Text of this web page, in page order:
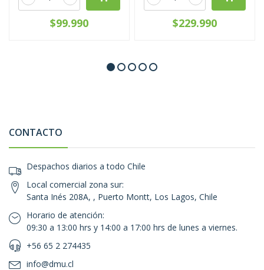
$99.990 $229.990
CONTACTO
Despachos diarios a todo Chile
Local comercial zona sur:
Santa Inés 208A, , Puerto Montt, Los Lagos, Chile
Horario de atención:
09:30 a 13:00 hrs y 14:00 a 17:00 hrs de lunes a viernes.
+56 65 2 274435
info@dmu.cl